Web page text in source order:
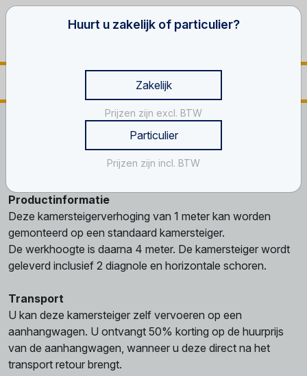
Werken op hoogte Kamersteiger
Verhoging, 1 m
Productinformatie
Deze kamersteigerverhoging van 1 meter kan worden
gemonteerd op een standaard kamersteiger.
De werkhoogte is daarna 4 meter. De kamersteiger wordt
geleverd inclusief 2 diagnole en horizontale schoren.
Transport
U kan deze kamersteiger zelf vervoeren op een
aanhangwagen. U ontvangt 50% korting op de huurprijs
van de aanhangwagen, wanneer u deze direct na het
transport retour brengt.
Huurt u zakelijk of particulier?
Zakelijk
Prijzen zijn excl. BTW
Particulier
Prijzen zijn incl. BTW